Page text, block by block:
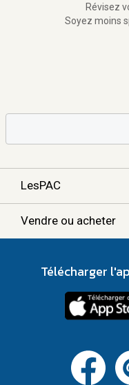
Révisez
Soyez moins
LesPAC
Vendre ou acheter
Télécharger